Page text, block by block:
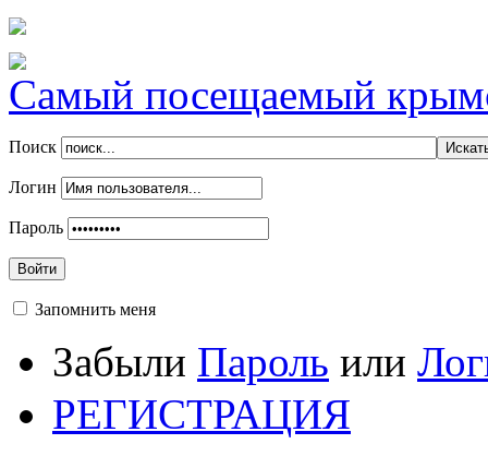
Самый посещаемый
Поиск
Логин
Пароль
Войти
Запомнить меня
Забыли Пароль или
РЕГИСТРАЦИЯ